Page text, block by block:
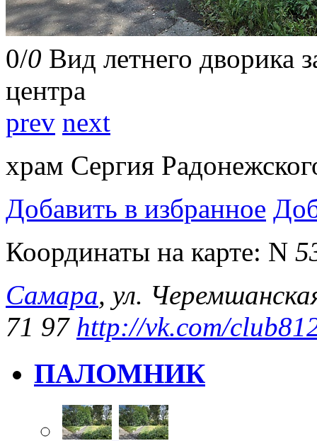
0/0 Вид летнего дворика
центра
prev next
храм Сергия
Добавить в избранное
Координаты на карте: N
Самара, ул.
71 97 http://vk.com/
ПАЛОМНИК